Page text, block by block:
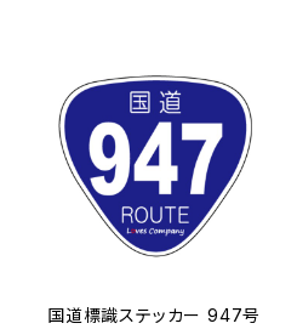
国道標識ステッカー 947号